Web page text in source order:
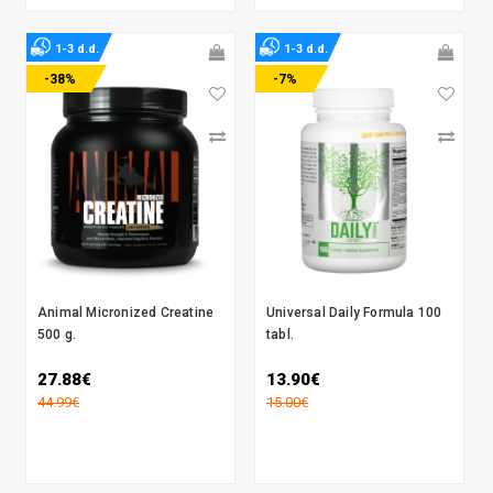
-38%
Animal Micronized Creatine
500 g.
27.88€
44.99€
1-3 d.d.
-7%
Universal Daily Formula 100
tabl.
13.90€
15.00€
1-3 d.d.